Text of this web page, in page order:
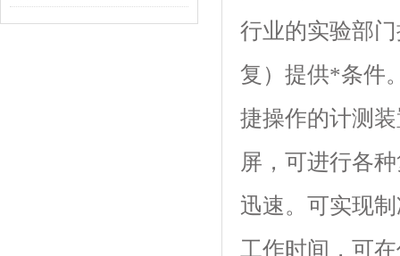
行业的实验部门
复）提供*条件
捷操作的计测装
屏，可进行各种
迅速。可实现
工作时间，可